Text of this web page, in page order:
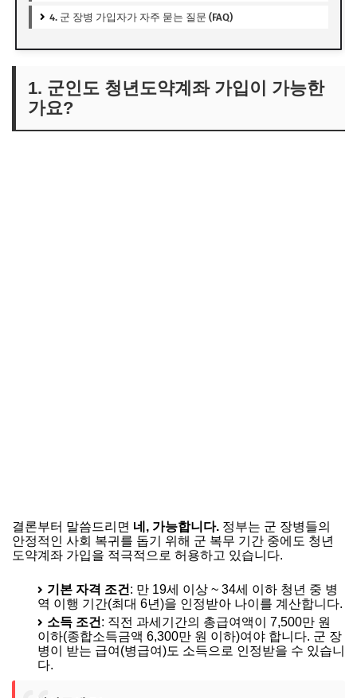
4. 군 장병 가입자가 자주 묻는 질문 (FAQ)
1. 군인도 청년도약계좌 가입이 가능한
가요?
결론부터 말씀드리면 네, 가능합니다. 정부는 군 장병들의
안정적인 사회 복귀를 돕기 위해 군 복무 기간 중에도 청년
도약계좌 가입을 적극적으로 허용하고 있습니다.
기본 자격 조건 : 만 19세 이상 ~ 34세 이하 청년 중 병
역 이행 기간(최대 6년)을 인정받아 나이를 계산합니다.
소득 조건 : 직전 과세기간의 총급여액이 7,500만 원
이하(종합소득금액 6,300만 원 이하)여야 합니다. 군 장
병이 받는 급여(병급여)도 소득으로 인정받을 수 있습니
다.